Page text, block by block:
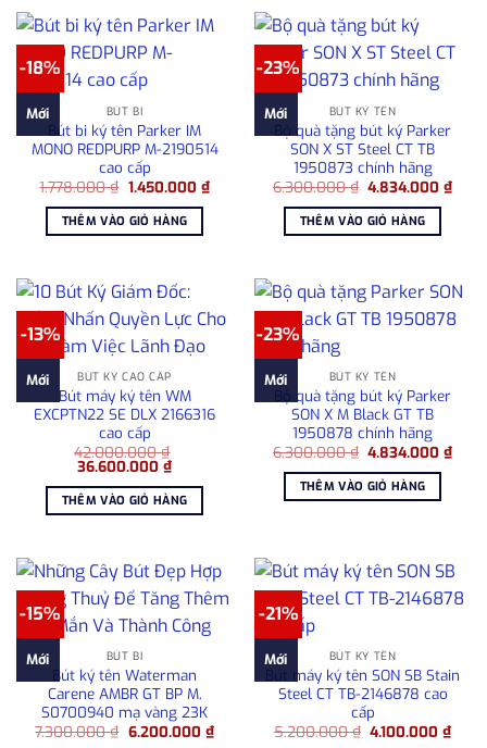
-18%
Mới BÚT BI
Bút bi ký tên Parker IM
MONO REDPURP M-2190514
cao cấp
1.778.000₫ Giá
là:
1.778.000 ₫.
1.450.000 ₫Giá
hiện
1.450.000 ₫.
THÊM VÀO GIỎ HÀNG
-23%
Mới BÚT KÝ TÊN
Bộ quà tặng bút ký Parker
SON X ST Steel CT TB
1950873 chính hãng
6.300.000₫ Giá
là:
6.300.000 ₫.
4.834.000₫Giá
hiện
THÊM VÀO GIỎ HÀNG
-13%
Mới BÚT KÝ CAO CẤP
Bút máy ký tên WM
EXCPTN22 SE DLX 2166316
cao cấp
42.000.000₫
Giá
là:
42.000.000 ₫.
36.600.000 ₫Giá
hiện
tại
là:
36.600.000 ₫.
THÊM VÀO GIỎ HÀNG
-23%
Mới BÚT KÝ TÊN
Bộ quà tặng bút ký Parker
SON X M Black GT TB
1950878 chính hãng
6.300.000₫ Giá
là:
6.300.000 ₫.
4.834.000₫Giá
hiện
THÊM VÀO GIỎ HÀNG
-15%
Mới BÚT BI
Bút ký tên Waterman
Carene AMBR GT BP M.
S0700940 mạ vàng 23K
7.300.000₫ Giá
6.200.000 ₫Giá
-21%
Mới BÚT KÝ TÊN
Bút máy ký tên SON SB Stain
Steel CT TB-2146878 cao
cấp
5.200.000₫ Giá
4.100.000₫Giá